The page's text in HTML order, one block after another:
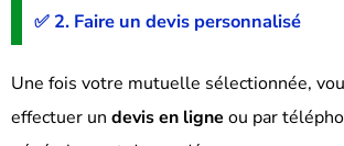
✅ 2. Faire un devis personnalisé
Une fois votre mutuelle sélectionnée,
effectuer un devis en ligne ou par